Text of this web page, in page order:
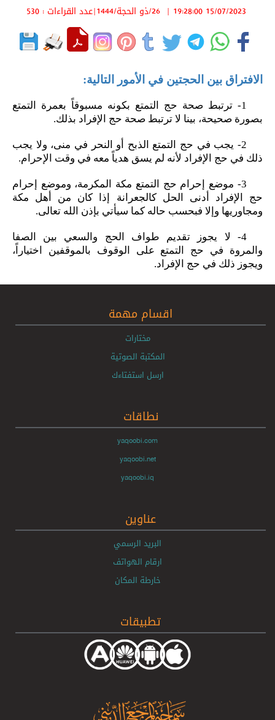
15/07/2023 19:28:00
| 26/ذو الحجة/1444 |عدد القراءات : 530
الافتراق بين الحجتين في الأمور التالية:
1- ترتبط صحة حج التمتع بكونه مسبوقاً بعمرة التمتع
بصورة صحيحة، بينا لا ترتبط صحة حج الإفراد بذلك.
2- يجب في حج التمتع الذبح أو النحر في منى، ولا يجب
ذلك في حج الإفراد لأنه لم يسق هدياً معه في وقت الإحرام.
3- موضع إحرام حج التمتع مكة المكرمة، وموضع إحرام
حج الإفراد أدنى الحل كالجعرانة إذا كان من أهل مكة
ومجاوريها وإلا فبحسب حاله كما سيأتي بإذن الله تعالى.
4- لا يجوز تقديم طواف الحج والسعي بين الصفا
والمروة في حج التمتع على الوقوف بالموقفين اختياراً،
ويجوز ذلك في حج الإفراد.
اقسام مهمة
مختارات
المكتبة الصوتية
ارسل استفتاءك
نطاقات
yaqoobi.com
yaqoobi.net
yaqoobi.iq
عناوين
البريد الرسمي
ارقام الهواتف
خارطة المكان
تطبيقات